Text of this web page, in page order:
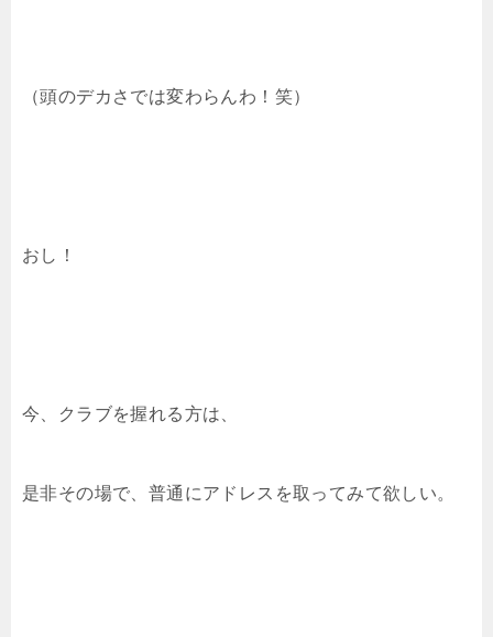
（頭のデカさでは変わらんわ！笑）
おし！
今、クラブを握れる方は、
是非その場で、普通にアドレスを取ってみて欲しい。